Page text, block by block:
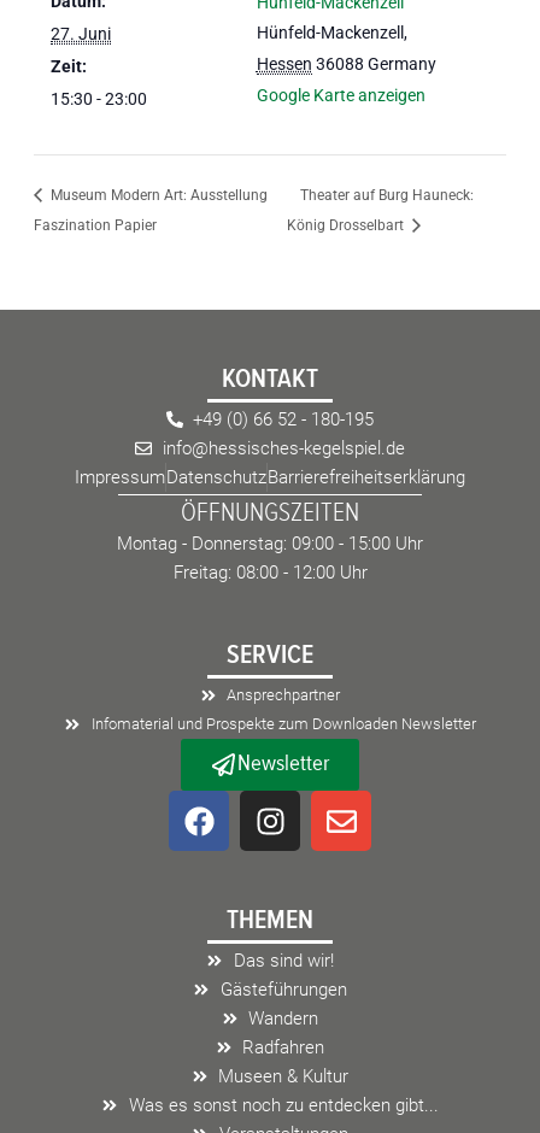
27. Juni
Zeit:
15:30 - 23:00
Hünfeld-Mackenzell ,
Hessen 36088 Germany
Google Karte anzeigen
Museum Modern Art: Ausstellung
Faszination Papier
Theater auf Burg Hauneck:
König Drosselbart
KONTAKT
+49 (0) 66 52 - 180-195
info@hessisches-kegelspiel.de
ImpressumDatenschutzBarrierefreiheitserklärung
ÖFFNUNGSZEITEN
Montag - Donnerstag: 09:00 - 15:00 Uhr
Freitag: 08:00 - 12:00 Uhr
SERVICE
Ansprechpartner
Infomaterial und Prospekte zum Downloaden Newsletter
Newsletter
F
a
o
o
I
n
a
g
r
a
m
E
n
p
THEMEN
Das sind wir!
Gästeführungen
Wandern
Radfahren
Museen & Kultur
Was es sonst noch zu entdecken gibt...